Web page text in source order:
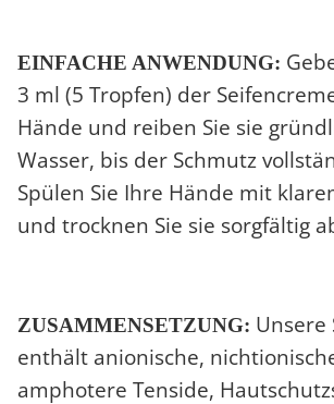
EINFACHE ANWENDUNG:
3 ml (5 Tropfen) der
Hände und reiben Sie sie
Wasser, bis der Schmutz
Spülen Sie Ihre Hände mit
und trocknen Sie sie sorgfältig
ZUSAMMENSETZUNG: Unsere
enthält anionische,
amphotere Tenside,